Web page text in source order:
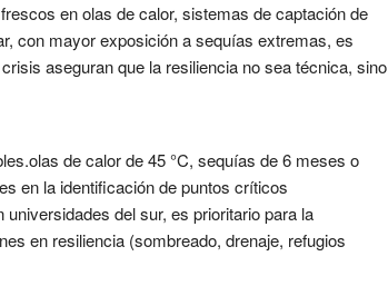
en olas de calor, sistemas de captación de
con mayor exposición a sequías extremas, es
aseguran que la resiliencia no sea técnica, sino
de calor de 45 °C, sequías de 6 meses o
en la identificación de puntos críticos
del sur, es prioritario para la
en resiliencia (sombreado, drenaje, refugios